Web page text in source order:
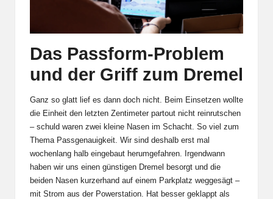
Das Passform-Problem
und der Griff zum Dremel
Ganz so glatt lief es dann doch nicht. Beim Einsetzen wollte
die Einheit den letzten Zentimeter partout nicht reinrutschen
– schuld waren zwei kleine Nasen im Schacht. So viel zum
Thema Passgenauigkeit. Wir sind deshalb erst mal
wochenlang halb eingebaut herumgefahren. Irgendwann
haben wir uns einen günstigen Dremel besorgt und die
beiden Nasen kurzerhand auf einem Parkplatz weggesägt –
mit Strom aus der Powerstation. Hat besser geklappt als